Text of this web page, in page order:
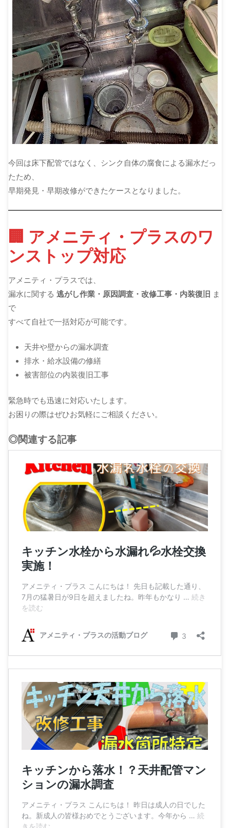
今回は床下配管ではなく、シンク自体の腐食による漏水だっ
たため、
早期発見・早期改修ができたケースとなりました。
🏢 アメニティ・プラスのワ
ンストップ対応
アメニティ・プラスでは、
漏水に関する逃がし作業・原因調査・改修工事・内装復旧 ま
で
すべて自社で一括対応が可能です。
天井や壁からの漏水調査
排水・給水設備の修繕
被害部位の内装復旧工事
緊急時でも迅速に対応いたします。
お困りの際はぜひお気軽にご相談ください。
◎関連する記事